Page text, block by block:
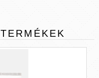
TERMÉKEK